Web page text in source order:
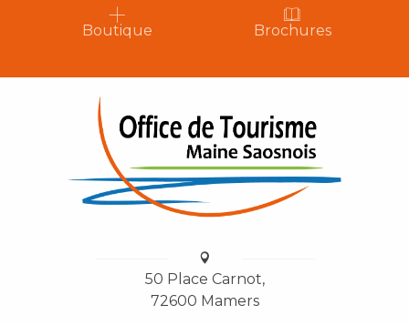
Boutique Brochures
50 Place Carnot,
72600 Mamers